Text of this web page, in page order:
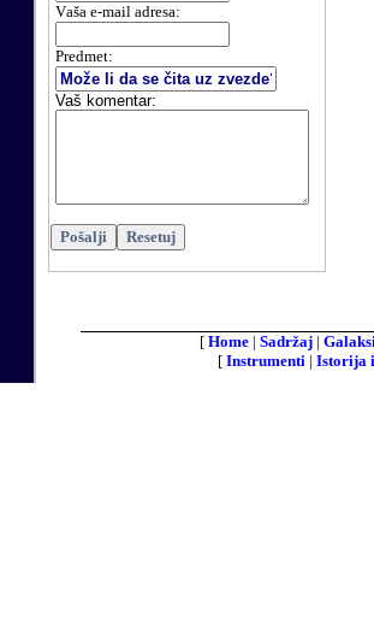
Vaša e-mail adresa:
Predmet:
Vaš komentar:
[ Home | Sadržaj |
[ Instrumenti| Istorija